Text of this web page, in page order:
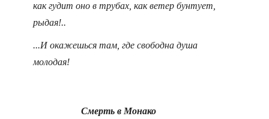
как гудит оно в трубах, как ветер бунтует,
рыдая!..
...И окажешься там, где свободна душа
молодая!
Смерть в Монако